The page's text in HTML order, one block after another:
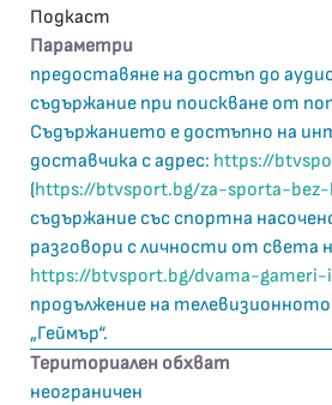
Подкаст
Параметри
предоставяне на достъп до
съдържание при поискване от
Съдържанието е достъпно на
доставчика с адрес: https://
(https://btvsport.bg/za-sporta-
съдържание със спортна
разговори с личности от света
https://btvsport.bg/dvama-
продължение на
„Геймър“.
Териториален обхват
неограничен